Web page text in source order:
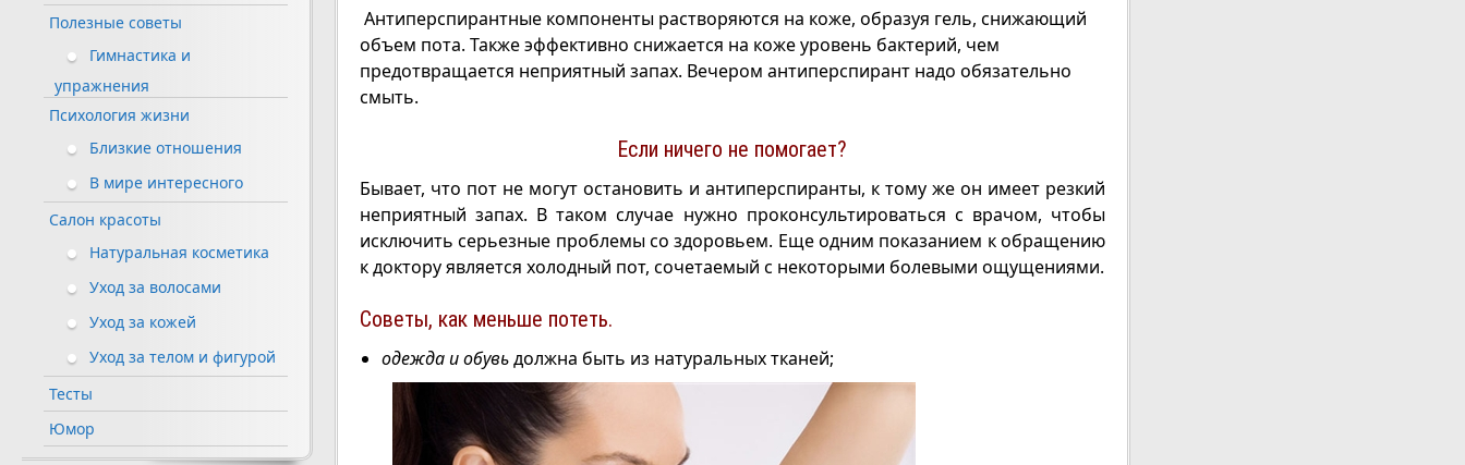
Антиперспирантные компоненты растворяются на коже, образуя гель, снижающий
объем пота. Также эффективно снижается на коже уровень бактерий, чем
предотвращается неприятный запах. Вечером антиперспирант надо обязательно
смыть.
Если ничего не помогает?
Бывает, что пот не могут остановить и антиперспиранты, к тому же он имеет резкий
неприятный запах. В таком случае нужно проконсультироваться с врачом, чтобы
исключить серьезные проблемы со здоровьем. Еще одним показанием к обращению
к доктору является холодный пот, сочетаемый с некоторыми болевыми ощущениями.
Советы, как меньше потеть.
одежда и обувьдолжна быть из натуральных тканей;
Полезные советы
Гимнастика и
упражнения
Психология жизни
Близкие отношения
В мире интересного
Салон красоты
Натуральная косметика
Уход за волосами
Уход за кожей
Уход за телом и фигурой
Тесты
Юмор